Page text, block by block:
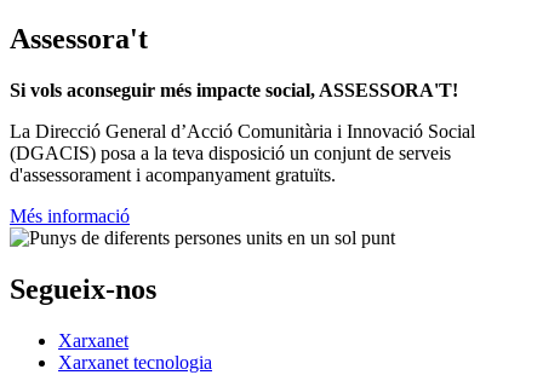
Assessora't
Si vols aconseguir més impacte social, ASSESSORA'T!
La Direcció General d’Acció Comunitària i Innovació Social
(DGACIS) posa a la teva disposició un conjunt de serveis
d'assessorament i acompanyament gratuïts.
Més informació
Segueix-nos
Xarxanet
Xarxanet tecnologia